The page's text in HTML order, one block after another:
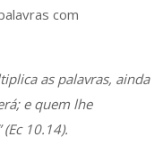
com
as palavras, ainda
e quem lhe
10.14).